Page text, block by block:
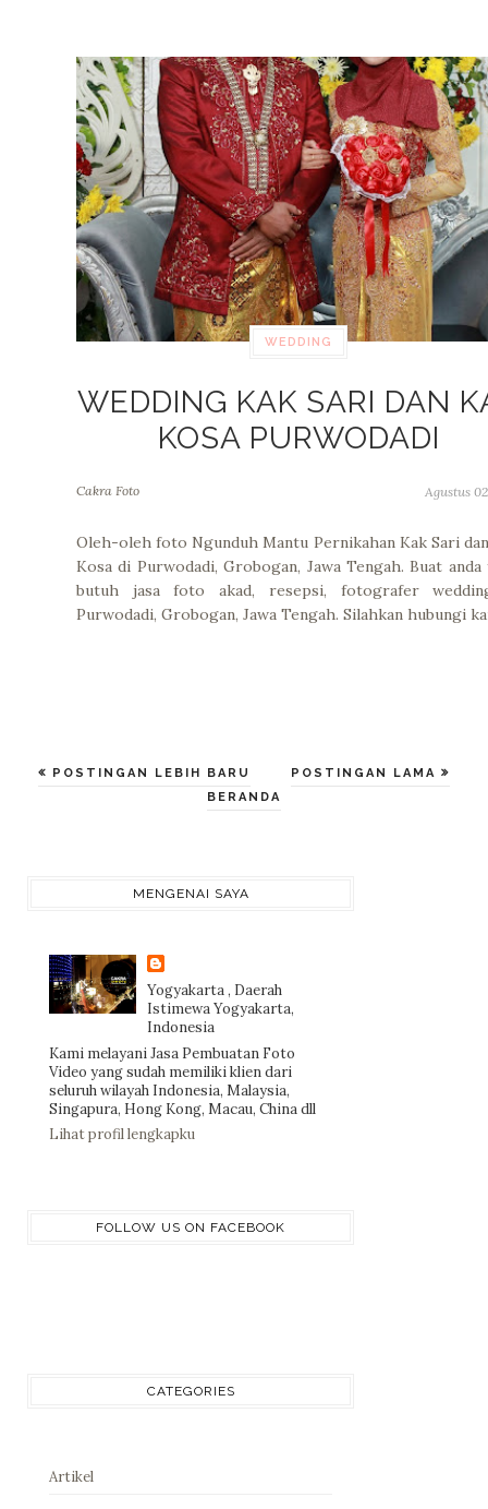
WEDDING
WEDDING KAK SARI DAN
KOSA PURWODADI
Cakra Foto Agustus
Oleh-oleh foto Ngunduh Mantu Pernikahan Kak Sari
Kosa di Purwodadi, Grobogan, Jawa Tengah. Buat anda
butuh jasa foto akad, resepsi, fotografer
Purwodadi, Grobogan, Jawa Tengah. Silahkan hubungi
POSTINGAN LEBIH BARU
POSTINGAN LAMA
BERANDA
MENGENAI SAYA
Yogyakarta , Daerah
Istimewa Yogyakarta,
Indonesia
Kami melayani Jasa Pembuatan Foto
Video yang sudah memiliki klien dari
seluruh wilayah Indonesia, Malaysia,
Singapura, Hong Kong, Macau, China dll
Lihat profil lengkapku
FOLLOW US ON FACEBOOK
CATEGORIES
Artikel